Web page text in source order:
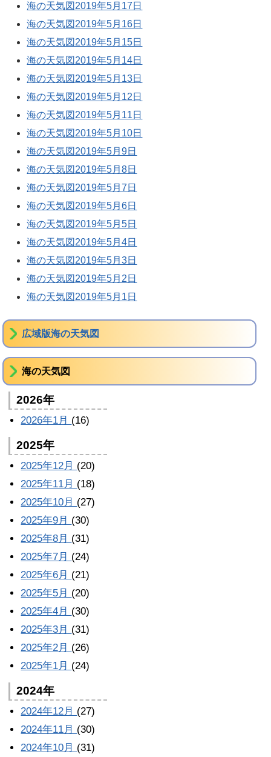
海の天気図2019年5月17日
海の天気図2019年5月16日
海の天気図2019年5月15日
海の天気図2019年5月14日
海の天気図2019年5月13日
海の天気図2019年5月12日
海の天気図2019年5月11日
海の天気図2019年5月10日
海の天気図2019年5月9日
海の天気図2019年5月8日
海の天気図2019年5月7日
海の天気図2019年5月6日
海の天気図2019年5月5日
海の天気図2019年5月4日
海の天気図2019年5月3日
海の天気図2019年5月2日
海の天気図2019年5月1日
広域版海の天気図
海の天気図
2026年
2026年1月 (16)
2025年
2025年12月 (20)
2025年11月 (18)
2025年10月 (27)
2025年9月 (30)
2025年8月 (31)
2025年7月 (24)
2025年6月 (21)
2025年5月 (20)
2025年4月 (30)
2025年3月 (31)
2025年2月 (26)
2025年1月 (24)
2024年
2024年12月 (27)
2024年11月 (30)
2024年10月 (31)